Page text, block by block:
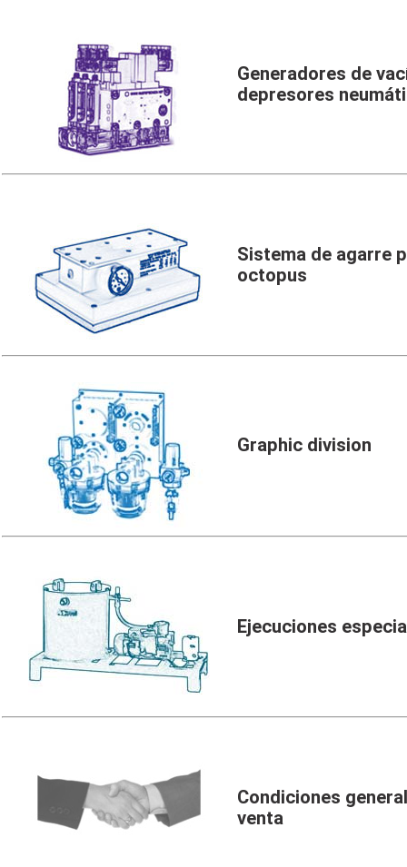
Generadores de
depresores
Sistema de agarre
octopus
Graphic division
Ejecuciones
Condiciones
venta